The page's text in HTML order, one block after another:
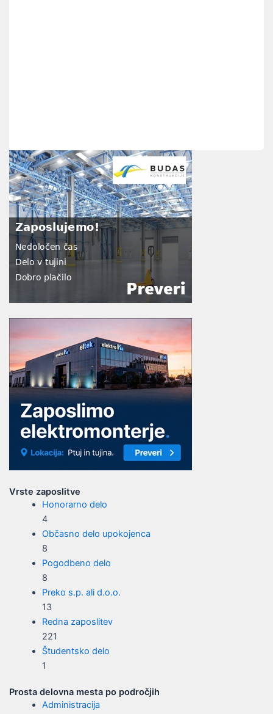
Vrste zaposlitve
Honorarno delo
4
Občasno delo upokojenca
8
Pogodbeno delo
8
Preko s.p. ali d.o.o.
13
Redna zaposlitev
221
Študentsko delo
1
Prosta delovna mesta po področjih
Administracija